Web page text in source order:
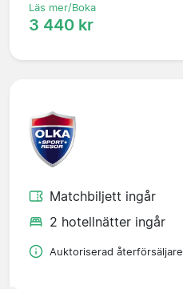
Läs mer/Boka
3 440 kr
Matchbiljett ingår
2 hotellnätter ingår
Auktoriserad återförsäljare